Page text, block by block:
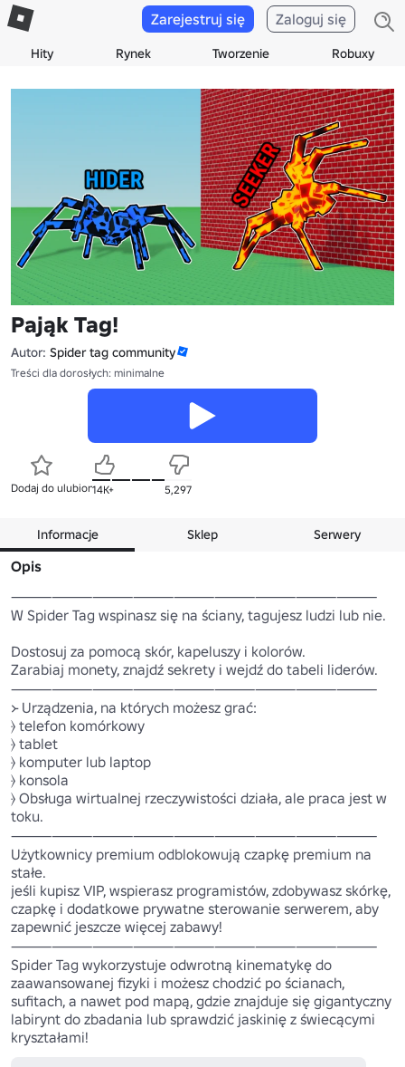
Hity Rynek Tworzenie Robuxy
Zarejestruj się Zaloguj się
Pająk Tag!
Autor: Spider tag community
Treści dla dorosłych: minimalne
Dodaj do ulubionych
14K+ 5,297
Informacje Sklep Serwery
Opis
⸻⸻⸻⸻⸻⸻⸻⸻⸻
W Spider Tag wspinasz się na ściany, tagujesz ludzi lub nie.
Dostosuj za pomocą skór, kapeluszy i kolorów.
Zarabiaj monety, znajdź sekrety i wejdź do tabeli liderów.
⸻⸻⸻⸻⸻⸻⸻⸻⸻
᚛ Urządzenia, na których możesz grać:
⦒ telefon komórkowy
⦒ tablet
⦒ komputer lub laptop
⦒ konsola
⦒ Obsługa wirtualnej rzeczywistości działa, ale praca jest w
toku.
⸻⸻⸻⸻⸻⸻⸻⸻⸻
Użytkownicy premium odblokowują czapkę premium na
stałe.
jeśli kupisz VIP, wspierasz programistów, zdobywasz skórkę,
czapkę i dodatkowe prywatne sterowanie serwerem, aby
zapewnić jeszcze więcej zabawy!
⸻⸻⸻⸻⸻⸻⸻⸻⸻
Spider Tag wykorzystuje odwrotną kinematykę do
zaawansowanej fizyki i możesz chodzić po ścianach,
sufitach, a nawet pod mapą, gdzie znajduje się gigantyczny
labirynt do zbadania lub sprawdzić jaskinię z świecącymi
kryształami!